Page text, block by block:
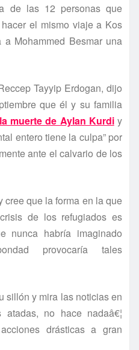
de las 12 personas que
el mismo viaje a Kos
Mohammed Besmar una
Tayyip Erdogan, dijo
que él y su familia
la muerte de Aylan Kurdiy
entero tiene la culpa” por
ante el calvario de los
que la forma en la que
de los refugiados es
nunca habrí­a imaginado
provocarí­a tales
sillón y mira las noticias en
no hace nadaâ€¦
drásticas a gran